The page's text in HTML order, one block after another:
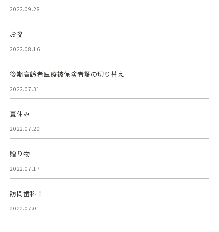
2022.09.28
お盆
2022.08.16
後期高齢者医療被保険者証の切り替え
2022.07.31
夏休み
2022.07.20
贈り物
2022.07.17
訪問歯科！
2022.07.01